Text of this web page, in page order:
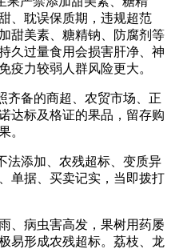
、耽误保质期，违规超范
甜美素、糖精钠、防腐剂等
久过量食用会损害肝净、神
疫力较弱人群风险更大。
备的商超、农贸市场、正
达标及格证的果品，留存购
。
添加、农残超标、变质异
单据、买卖记实，当即拨打
病虫害高发，果树用药屡
易形成农残超标。荔枝、龙